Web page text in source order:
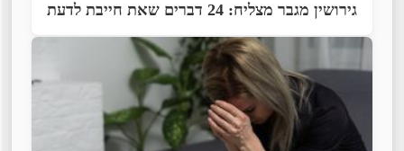
גירושין מגבר מצליח: 24 דברים שאת חייבת לדעת